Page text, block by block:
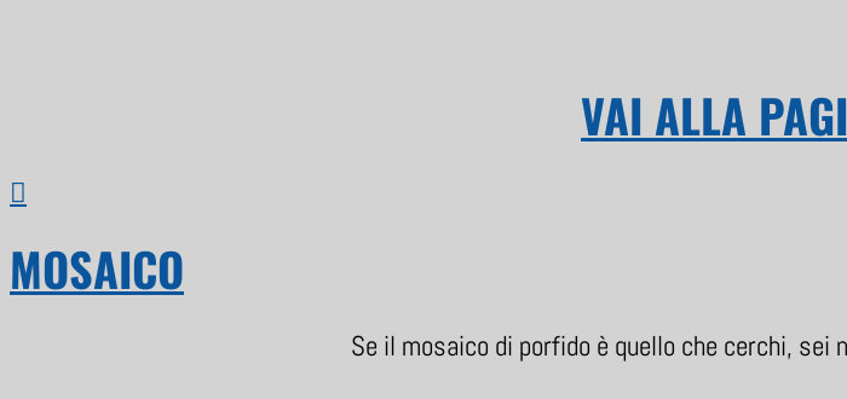
VAI ALLA

MOSAICO
Se il mosaico di porfido è quello che cerchi,